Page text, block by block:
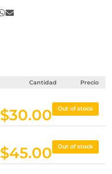
Cantidad Precio
$30.00 Out of stock
$45.00 Out of stock